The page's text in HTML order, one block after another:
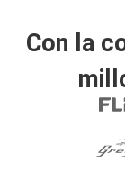
Con la